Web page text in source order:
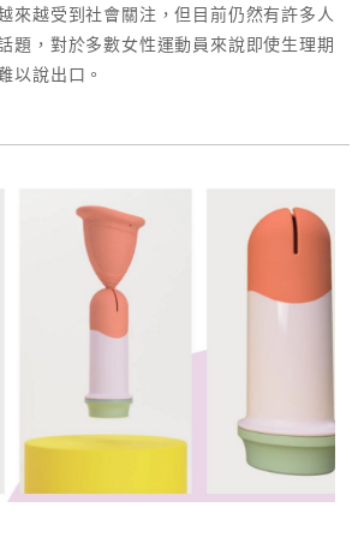
來越受到社會關注，但目前仍然有許多人
題，對於多數女性運動員來說即使生理期
以說出口。